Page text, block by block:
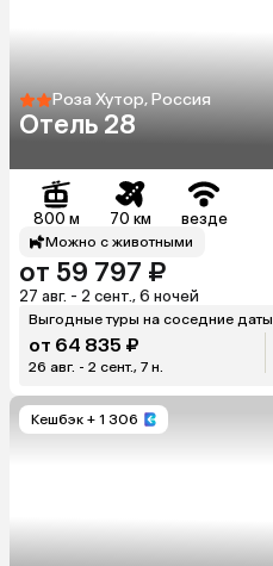
Роза Хутор, Россия
Отель 28
800 м 70 км везде
Можно с животными
от 59 797 ₽
27 авг. - 2 сент., 6 ночей
Выгодные туры на соседние даты
от 64 835 ₽
26 авг. - 2 сент., 7 н.
Кешбэк + 1 306